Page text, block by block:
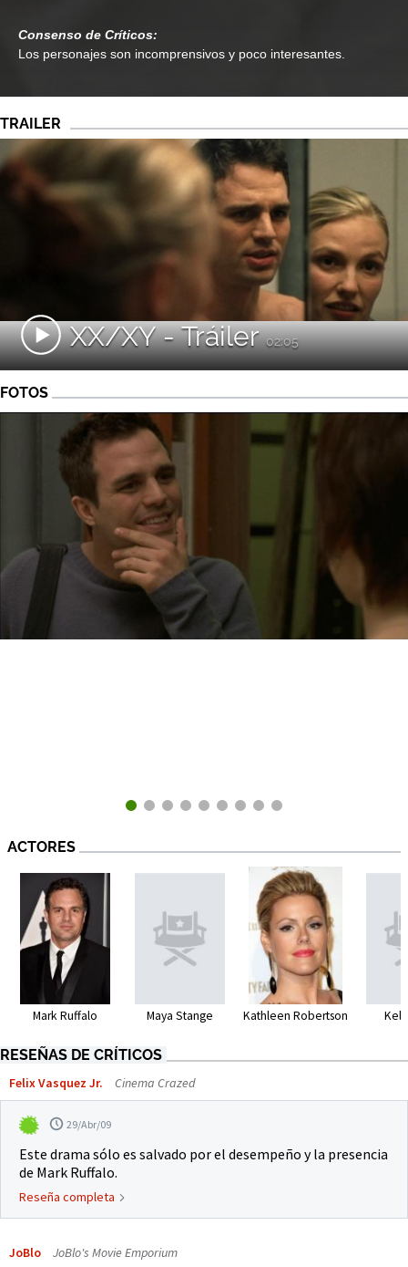
Consenso de Críticos:
Los personajes son incomprensivos y poco interesantes.
TRAILER
XX/XY - Tráiler02:05
FOTOS
ACTORES
Mark Ruffalo Maya Stange Kathleen Robertson Kel
RESEÑAS DE CRÍTICOS
Felix Vasquez Jr. Cinema Crazed
29/Abr/09
Este drama sólo es salvado por el desempeño y la presencia
de Mark Ruffalo.
Reseña completa
JoBlo JoBlo's Movie Emporium